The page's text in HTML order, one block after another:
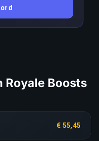
leidt direct
Royale Boosts
€ 55,45